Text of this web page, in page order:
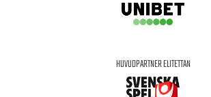
HUVUDPARTNER ELITETTAN